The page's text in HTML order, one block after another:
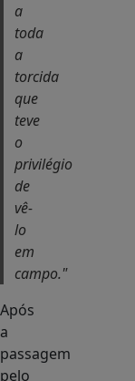
a
toda
a
torcida
que
teve
o
privilégio
de
vê-
lo
em
campo."
Após
a
passagem
pelo